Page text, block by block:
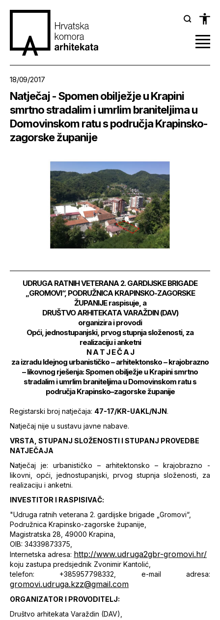
18/09/2017
Natječaj - Spomen obilježje u Krapini
smrtno stradalim i umrlim braniteljima u
Domovinskom ratu s područja Krapinsko-
zagorske županije
UDRUGA RATNIH VETERANA 2. GARDIJSKE BRIGADE
„GROMOVI“, PODRUŽNICA KRAPINSKO-ZAGORSKE
ŽUPANIJE raspisuje, a
DRUŠTVO ARHITEKATA VARAŽDIN (DAV)
organizira i provodi
Opći, jednostupanjski, prvog stupnja složenosti, za
realizaciju i anketni
N A T J E Č A J
za izradu Idejnog urbanističko – arhitektonsko – krajobrazno
– likovnog rješenja: Spomen obilježje u Krapini smrtno
stradalim i umrlim braniteljima u Domovinskom ratu s
područja Krapinsko–zagorske županije
Registarski broj natječaja: 47-17/KR-UAKL/NJN.
Natječaj nije u sustavu javne nabave.
VRSTA, STUPANJ SLOŽENOSTI I STUPANJ PROVEDBE
NATJEČAJA
Natječaj je: urbanističko – arhitektonsko – krajobrazno -
likovni, opći, jednostupanjski, prvog stupnja složenosti, za
realizaciju i anketni.
INVESTITOR I RASPISIVAČ:
"Udruga ratnih veterana 2. gardijske brigade „Gromovi“,
Podružnica Krapinsko-zagorske županije,
Magistratska 28, 49000 Krapina,
OIB: 34339873375,
Internetska adresa: http://www.udruga2gbr-gromovi.hr/
koju zastupa predsjednik Zvonimir Kantolić,
telefon: +385957798332, e-mail adresa:
gromovi.udruga.kzz@gmail.com
ORGANIZATOR I PROVODITELJ:
Društvo arhitekata Varaždin (DAV),